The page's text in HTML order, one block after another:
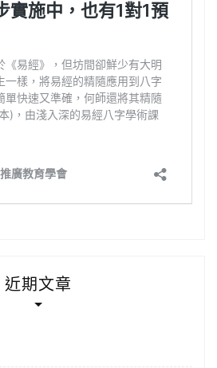
近期文章